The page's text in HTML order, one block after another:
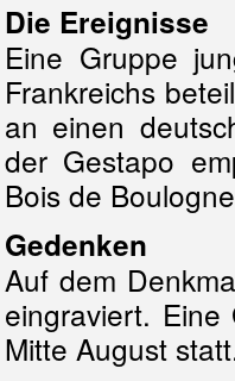
Die Ereignisse
Eine Gruppe
Frankreichs
an einen
der Gestapo
Bois de
Gedenken
Auf dem
eingraviert.
Mitte August